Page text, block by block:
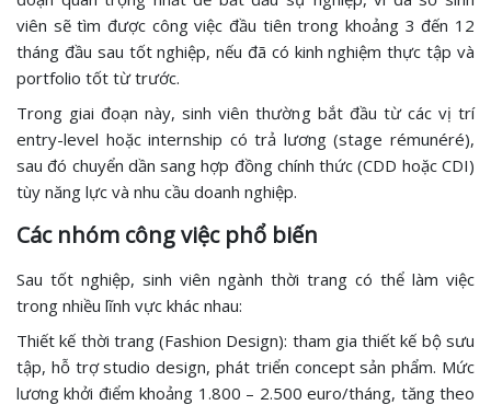
viên sẽ tìm được công việc đầu tiên trong khoảng 3 đến 12
tháng đầu sau tốt nghiệp, nếu đã có kinh nghiệm thực tập và
portfolio tốt từ trước.
Trong giai đoạn này, sinh viên thường bắt đầu từ các vị trí
entry-level hoặc internship có trả lương (stage rémunéré),
sau đó chuyển dần sang hợp đồng chính thức (CDD hoặc CDI)
tùy năng lực và nhu cầu doanh nghiệp.
Các nhóm công việc phổ biến
Sau tốt nghiệp, sinh viên ngành thời trang có thể làm việc
trong nhiều lĩnh vực khác nhau:
Thiết kế thời trang (Fashion Design): tham gia thiết kế bộ sưu
tập, hỗ trợ studio design, phát triển concept sản phẩm. Mức
lương khởi điểm khoảng 1.800 – 2.500 euro/tháng, tăng theo